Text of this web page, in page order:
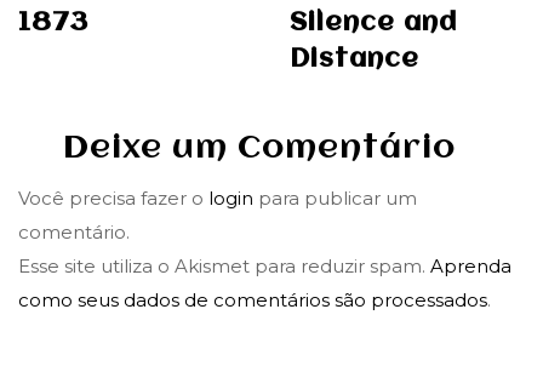
1873
Silence and
Distance
Deixe um Comentário
Você precisa fazer o login para publicar um
comentário.
Esse site utiliza o Akismet para reduzir spam. Aprenda
como seus dados de comentários são processados.